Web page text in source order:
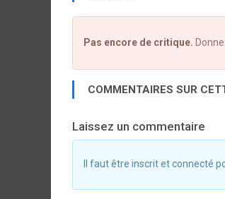
Pas encore de critique.
COMMENTAIRES SUR
Laissez un commentaire
Il faut être inscrit et connecté